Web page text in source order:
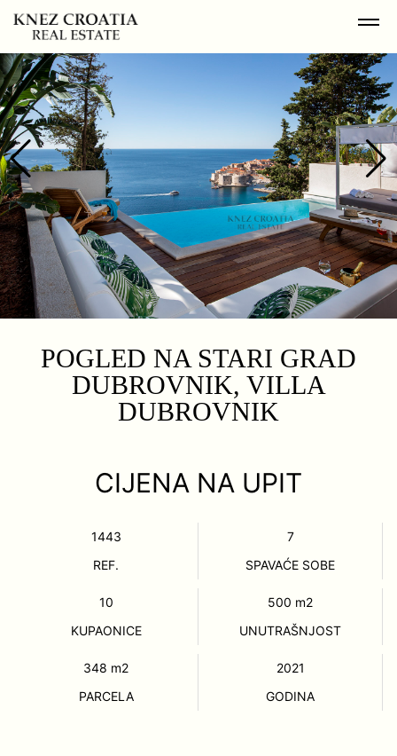
POGLED NA STARI GRAD
DUBROVNIK, VILLA
DUBROVNIK
CIJENA NA UPIT
1443
REF.
7
SPAVAĆE SOBE
10
KUPAONICE
500 m2
UNUTRAŠNJOST
348 m2
PARCELA
2021
GODINA